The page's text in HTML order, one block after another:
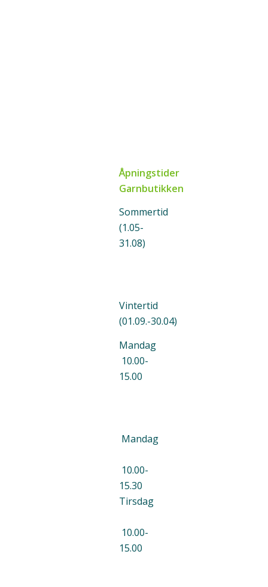
Åpningstider
Garnbutikken
Sommertid
(1.05-
31.08)
Vintertid
(01.09.-30.04)
Mandag
10.00-
15.00
Mandag
10.00-
15.30
Tirsdag
10.00-
15.00